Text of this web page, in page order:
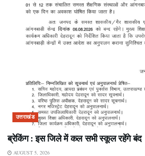
उत्तराखंड
ब्रेकिंग : इस जिले में कल सभी स्कूल रहेंगे बंद
AUGUST 5, 2026